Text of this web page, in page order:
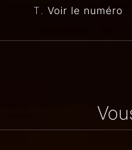
T. Voir le numéro